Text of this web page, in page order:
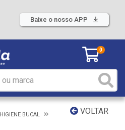
Baixe o nosso APP
0
VOLTAR
BUCAL